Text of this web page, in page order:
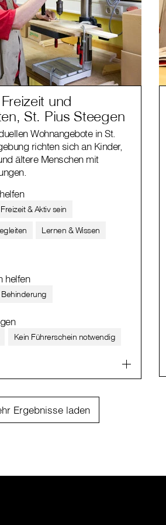
und
St. Pius Steegen
Wohnangebote in St.
richten sich an Kinder,
ältere Menschen mit
Freizeit & Aktiv sein
Lernen & Wissen
helfen
Kein Führerschein notwendig
Ergebnisse laden